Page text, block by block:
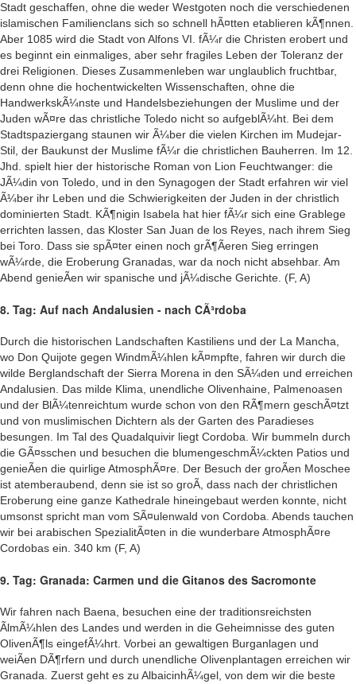
Stadt geschaffen, ohne die weder Westgoten noch die verschiedenen
islamischen Familienclans sich so schnell hÃ¤tten etablieren kÃ¶nnen.
Aber 1085 wird die Stadt von Alfons VI. fÃ¼r die Christen erobert und
es beginnt ein einmaliges, aber sehr fragiles Leben der Toleranz der
drei Religionen. Dieses Zusammenleben war unglaublich fruchtbar,
denn ohne die hochentwickelten Wissenschaften, ohne die
HandwerkskÃ¼nste und Handelsbeziehungen der Muslime und der
Juden wÃ¤re das christliche Toledo nicht so aufgeblÃ¼ht. Bei dem
Stadtspaziergang staunen wir Ã¼ber die vielen Kirchen im Mudejar-
Stil, der Baukunst der Muslime fÃ¼r die christlichen Bauherren. Im 12.
Jhd. spielt hier der historische Roman von Lion Feuchtwanger: die
JÃ¼din von Toledo, und in den Synagogen der Stadt erfahren wir viel
Ã¼ber ihr Leben und die Schwierigkeiten der Juden in der christlich
dominierten Stadt. KÃ¶nigin Isabela hat hier fÃ¼r sich eine Grablege
errichten lassen, das Kloster San Juan de los Reyes, nach ihrem Sieg
bei Toro. Dass sie spÃ¤ter einen noch grÃ¶Ãeren Sieg erringen
wÃ¼rde, die Eroberung Granadas, war da noch nicht absehbar. Am
Abend genieÃen wir spanische und jÃ¼dische Gerichte. (F, A)
8. Tag: Auf nach Andalusien - nach CÃ³rdoba
Durch die historischen Landschaften Kastiliens und der La Mancha,
wo Don Quijote gegen WindmÃ¼hlen kÃ¤mpfte, fahren wir durch die
wilde Berglandschaft der Sierra Morena in den SÃ¼den und erreichen
Andalusien. Das milde Klima, unendliche Olivenhaine, Palmenoasen
und der BlÃ¼tenreichtum wurde schon von den RÃ¶mern geschÃ¤tzt
und von muslimischen Dichtern als der Garten des Paradieses
besungen. Im Tal des Quadalquivir liegt Cordoba. Wir bummeln durch
die GÃ¤sschen und besuchen die blumengeschmÃ¼ckten Patios und
genieÃen die quirlige AtmosphÃ¤re. Der Besuch der groÃen Moschee
ist atemberaubend, denn sie ist so groÃ, dass nach der christlichen
Eroberung eine ganze Kathedrale hineingebaut werden konnte, nicht
umsonst spricht man vom SÃ¤ulenwald von Cordoba. Abends tauchen
wir bei arabischen SpezialitÃ¤ten in die wunderbare AtmosphÃ¤re
Cordobas ein. 340 km (F, A)
9. Tag: Granada: Carmen und die Gitanos des Sacromonte
Wir fahren nach Baena, besuchen eine der traditionsreichsten
ÃlmÃ¼hlen des Landes und werden in die Geheimnisse des guten
OlivenÃ¶ls eingefÃ¼hrt. Vorbei an gewaltigen Burganlagen und
weiÃen DÃ¶rfern und durch unendliche Olivenplantagen erreichen wir
Granada. Zuerst geht es zu AlbaicinhÃ¼gel, von dem wir die beste